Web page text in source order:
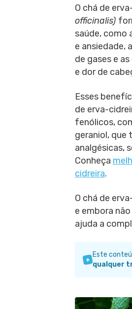
O chá de
officinalis)
saúde, como
e ansiedade,
de gases e
e dor de
Esses
de erva-
fenólicos,
geraniol, que
analgésicas,
Conheça
cidreira.
O chá de
e embora
ajuda a
Este
qualquer